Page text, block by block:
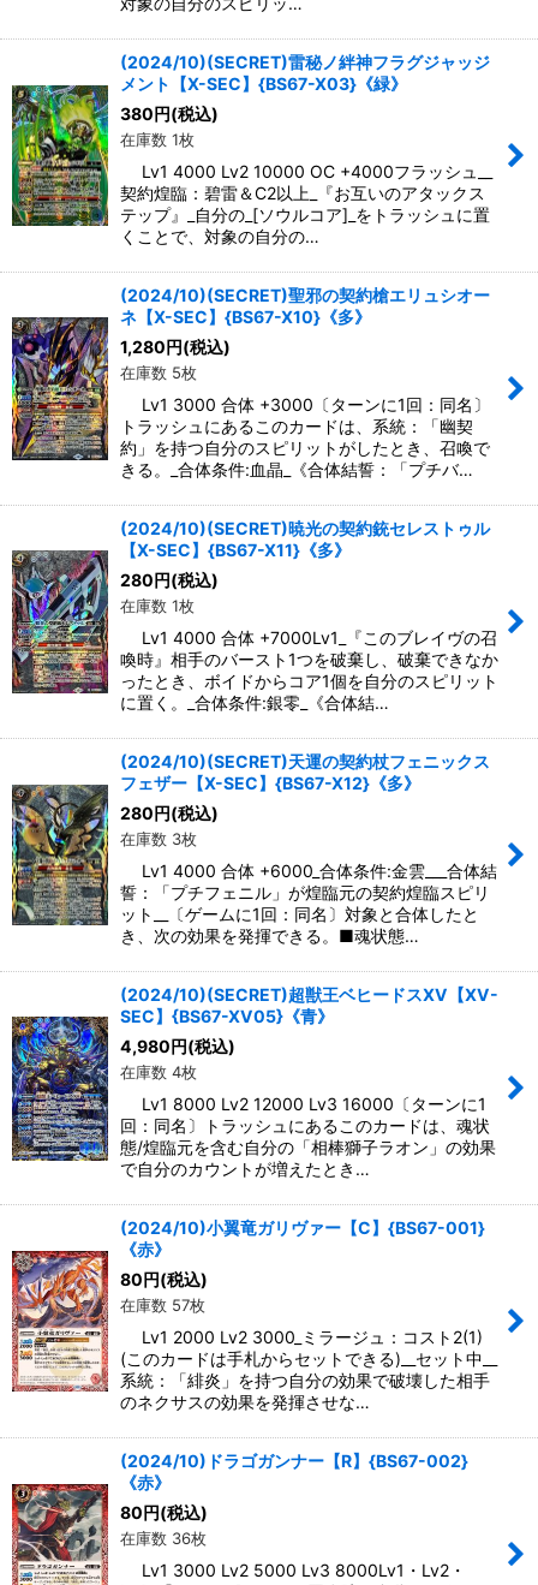
(2024/10)(SECRET)雷秘ノ絆神フラグジャッジ
メント【X-SEC】{BS67-X03}《緑》
380円(税込)
在庫数 1枚
Lv1 4000 Lv2 10000 OC +4000フラッシュ__
契約煌臨：碧雷＆C2以上_『お互いのアタックス
テップ』_自分の_[ソウルコア]_をトラッシュに置
くことで、対象の自分の…
(2024/10)(SECRET)聖邪の契約槍エリュシオー
ネ【X-SEC】{BS67-X10}《多》
1,280円(税込)
在庫数 5枚
Lv1 3000 合体 +3000〔ターンに1回：同名〕
トラッシュにあるこのカードは、系統：「幽契
約」を持つ自分のスピリットがしたとき、召喚で
きる。_合体条件:血晶_《合体結誓：「プチバ…
(2024/10)(SECRET)暁光の契約銃セレストゥル
【X-SEC】{BS67-X11}《多》
280円(税込)
在庫数 1枚
Lv1 4000 合体 +7000Lv1_『このブレイヴの召
喚時』相手のバースト1つを破棄し、破棄できなか
ったとき、ボイドからコア1個を自分のスピリット
に置く。_合体条件:銀零_《合体結…
(2024/10)(SECRET)天運の契約杖フェニックス
フェザー【X-SEC】{BS67-X12}《多》
280円(税込)
在庫数 3枚
Lv1 4000 合体 +6000_合体条件:金雲___合体結
誓：「プチフェニル」が煌臨元の契約煌臨スピリ
ット__〔ゲームに1回：同名〕対象と合体したと
き、次の効果を発揮できる。■魂状態…
(2024/10)(SECRET)超獣王ベヒードスXV【XV-
SEC】{BS67-XV05}《青》
4,980円(税込)
在庫数 4枚
Lv1 8000 Lv2 12000 Lv3 16000〔ターンに1
回：同名〕トラッシュにあるこのカードは、魂状
態/煌臨元を含む自分の「相棒獅子ラオン」の効果
で自分のカウントが増えたとき…
(2024/10)小翼竜ガリヴァー【C】{BS67-001}
《赤》
80円(税込)
在庫数 57枚
Lv1 2000 Lv2 3000_ミラージュ：コスト2(1)
(このカードは手札からセットできる)__セット中__
系統：「緋炎」を持つ自分の効果で破壊した相手
のネクサスの効果を発揮させな…
(2024/10)ドラゴガンナー【R】{BS67-002}
《赤》
80円(税込)
在庫数 36枚
Lv1 3000 Lv2 5000 Lv3 8000Lv1・Lv2・